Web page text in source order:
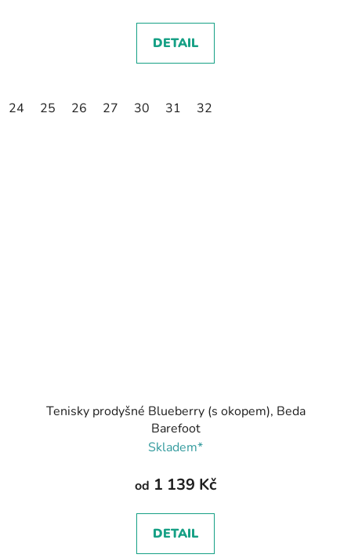
DETAIL
24 25 26 27 30 31 32
Tenisky prodyšné Blueberry (s okopem), Beda
Barefoot
Skladem*
od 1 139 Kč
DETAIL